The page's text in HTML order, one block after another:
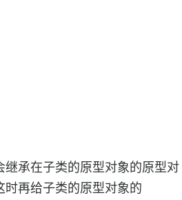
承在子类的原型对象的原型对
再给子类的原型对象的